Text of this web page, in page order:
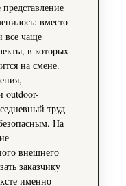
вместо
все чаще
в которых
на смене.
outdoor-
труд
На
внешнего
заказчику
именно